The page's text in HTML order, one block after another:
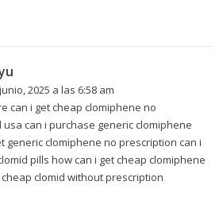
2025 a las 6:58 am
can i get cheap clomiphene no
can i purchase generic clomiphene
generic clomiphene no prescription can i
pills how can i get cheap clomiphene
clomid without prescription